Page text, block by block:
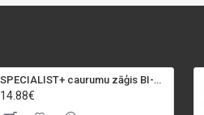
SPECIALIST+ caurumu zāģis BI-METAL, 98 mm
14.88€